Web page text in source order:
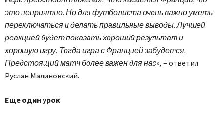
это неприятно. Но для футболиста очень важно уметь
переключаться и делать правильные выводы. Лучшей
реакцией будет показать хороший результат и
хорошую игру. Тогда игра с Францией забудется.
Предстоящий матч более важен для нас», – ответил
Руслан Малиновский.
Еще один урок